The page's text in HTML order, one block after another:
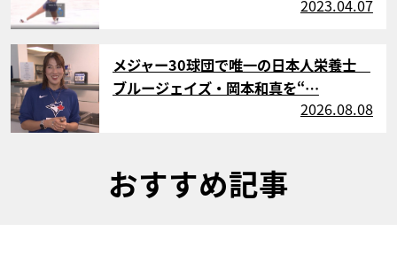
2023.04.07
サムネイル
メジャー30球団で唯一の日本人栄養士
ブルージェイズ・岡本和真を“…
2026.08.08
おすすめ記事